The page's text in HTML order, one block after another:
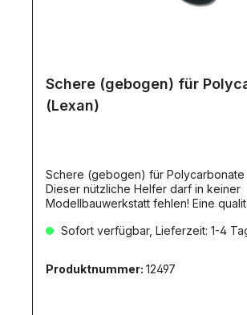
Schere (gebogen) für
(Lexan)
Schere (gebogen) für Polycarbonate
Dieser nützliche Helfer darf in keiner
Modellbauwerkstatt fehlen! Eine
von Lexan-Karosserien
Karosserien bis 1,4 mm Stärke.
Sofort verfügbar, Lieferzeit: 1-4
Produktnummer: 12497